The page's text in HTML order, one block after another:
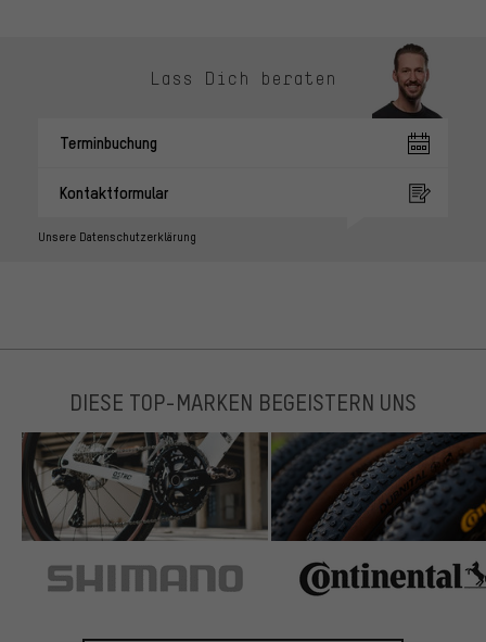
Lass Dich beraten
Terminbuchung
Kontaktformular
Unsere Datenschutzerklärung
DIESE TOP-MARKEN BEGEISTERN UNS